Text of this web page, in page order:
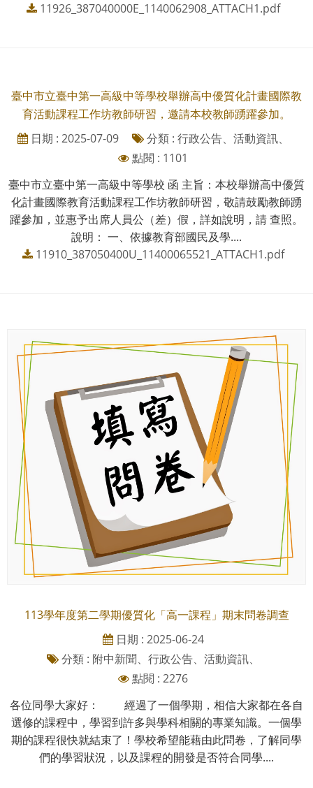
11926_387040000E_1140062908_ATTACH1.pdf
臺中市立臺中第一高級中等學校舉辦高中優質化計畫國際教
育活動課程工作坊教師研習，邀請本校教師踴躍參加。
日期 : 2025-07-09
分類 : 行政公告、活動資訊、
點閱 : 1101
臺中市立臺中第一高級中等學校 函 主旨：本校舉辦高中優質
化計畫國際教育活動課程工作坊教師研習，敬請鼓勵教師踴
躍參加，並惠予出席人員公（差）假，詳如說明，請 查照。
說明： 一、依據教育部國民及學....
11910_387050400U_11400065521_ATTACH1.pdf
113學年度第二學期優質化「高一課程」期末問卷調查
日期 : 2025-06-24
分類 : 附中新聞、行政公告、活動資訊、
點閱 : 2276
各位同學大家好： 經過了一個學期，相信大家都在各自
選修的課程中，學習到許多與學科相關的專業知識。一個學
期的課程很快就結束了！學校希望能藉由此問卷，了解同學
們的學習狀況，以及課程的開發是否符合同學....